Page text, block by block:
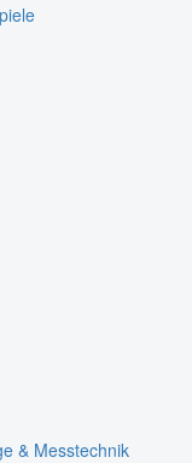
& Messtechnik